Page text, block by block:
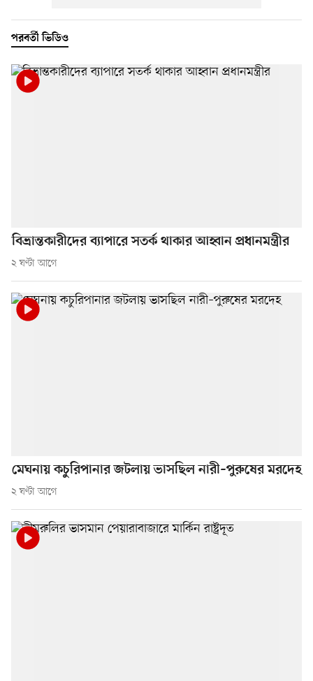
পরবর্তী ভিডিও
বিভ্রান্তকারীদের ব্যাপারে সতর্ক থাকার আহ্বান প্রধানমন্ত্রীর
২ ঘণ্টা আগে
মেঘনায় কচুরিপানার জটলায় ভাসছিল নারী–পুরুষের মরদেহ
২ ঘণ্টা আগে